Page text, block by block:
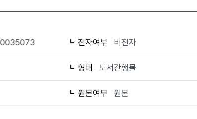
전자여부 비전자
형태 도서간행물
원본여부 원본